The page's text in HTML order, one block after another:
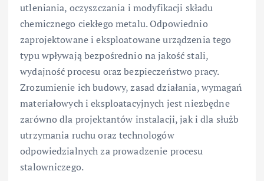
utleniania, oczyszczania i modyfikacji składu
chemicznego ciekłego metalu. Odpowiednio
zaprojektowane i eksploatowane urządzenia tego
typu wpływają bezpośrednio na jakość stali,
wydajność procesu oraz bezpieczeństwo pracy.
Zrozumienie ich budowy, zasad działania, wymagań
materiałowych i eksploatacyjnych jest niezbędne
zarówno dla projektantów instalacji, jak i dla służb
utrzymania ruchu oraz technologów
odpowiedzialnych za prowadzenie procesu
stalowniczego.